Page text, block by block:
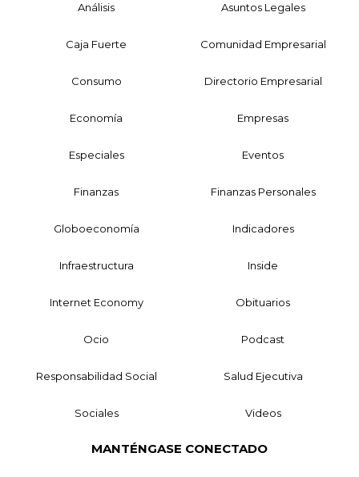
Análisis Asuntos Legales
Caja Fuerte Comunidad Empresarial
Consumo Directorio Empresarial
Economía Empresas
Especiales Eventos
Finanzas Finanzas Personales
Globoeconomía Indicadores
Infraestructura Inside
Internet Economy Obituarios
Ocio Podcast
Responsabilidad Social Salud Ejecutiva
Sociales Videos
MANTÉNGASE CONECTADO